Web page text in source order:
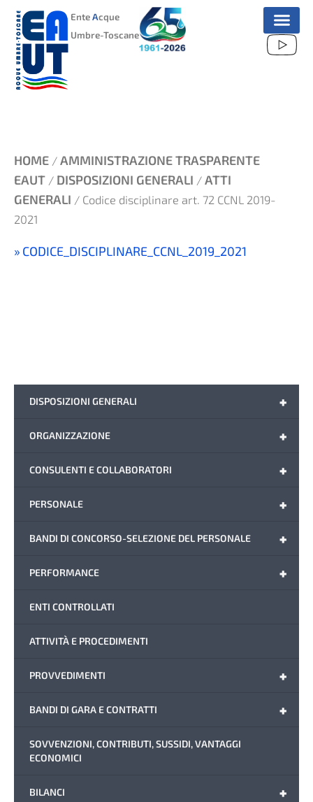
VAI
CONTENUTO
EnteAcque
Umbre-Toscane
+
DISPOSIZIONI GENERALI
+
ORGANIZZAZIONE
+
CONSULENTI E COLLABORATORI
+
PERSONALE
+
BANDI DI CONCORSO-SELEZIONE DEL PERSONALE
+
PERFORMANCE
ENTI CONTROLLATI
ATTIVITÀ E PROCEDIMENTI
+
PROVVEDIMENTI
+
BANDI DI GARA E CONTRATTI
SOVVENZIONI, CONTRIBUTI, SUSSIDI, VANTAGGI
ECONOMICI
+
BILANCI
HOME / AMMINISTRAZIONE TRASPARENTE
EAUT / DISPOSIZIONI GENERALI / ATTI
GENERALI / Codice disciplinare art. 72 CCNL 2019-
2021
CODICE_DISCIPLINARE_CCNL_2019_2021